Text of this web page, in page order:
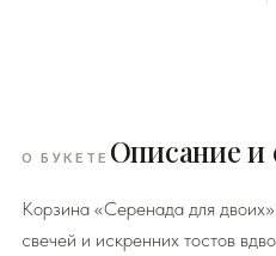
О БУКЕТЕ Описание и
Корзина «Серенада для
свечей и искренних тостов